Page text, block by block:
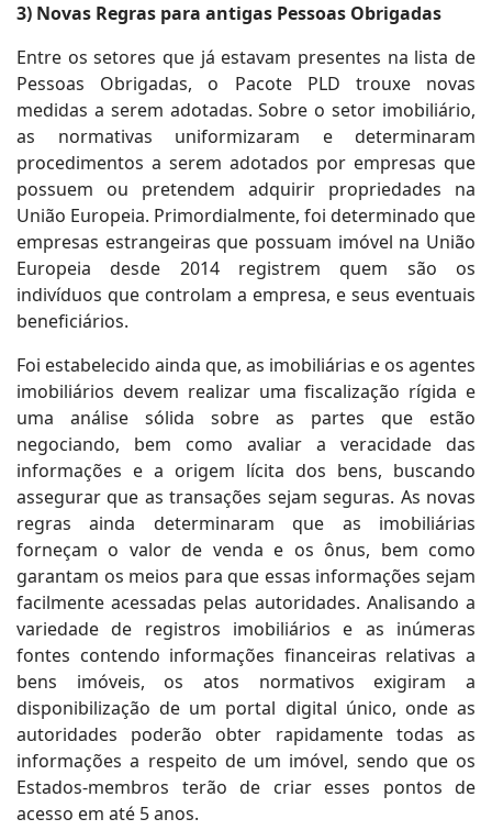
3) Novas Regras para antigas Pessoas Obrigadas
Entre os setores que já estavam presentes na lista de
Pessoas Obrigadas, o Pacote PLD trouxe novas
medidas a serem adotadas. Sobre o setor imobiliário,
as normativas uniformizaram e determinaram
procedimentos a serem adotados por empresas que
possuem ou pretendem adquirir propriedades na
União Europeia. Primordialmente, foi determinado que
empresas estrangeiras que possuam imóvel na União
Europeia desde 2014 registrem quem são os
indivíduos que controlam a empresa, e seus eventuais
beneficiários.
Foi estabelecido ainda que, as imobiliárias e os agentes
imobiliários devem realizar uma fiscalização rígida e
uma análise sólida sobre as partes que estão
negociando, bem como avaliar a veracidade das
informações e a origem lícita dos bens, buscando
assegurar que as transações sejam seguras. As novas
regras ainda determinaram que as imobiliárias
forneçam o valor de venda e os ônus, bem como
garantam os meios para que essas informações sejam
facilmente acessadas pelas autoridades. Analisando a
variedade de registros imobiliários e as inúmeras
fontes contendo informações financeiras relativas a
bens imóveis, os atos normativos exigiram a
disponibilização de um portal digital único, onde as
autoridades poderão obter rapidamente todas as
informações a respeito de um imóvel, sendo que os
Estados-membros terão de criar esses pontos de
acesso em até 5 anos.